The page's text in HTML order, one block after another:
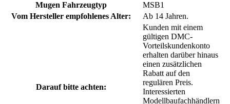
Mugen Fahrzeugtyp
MSB1
Vom Hersteller empfohlenes Alter:
Ab 14 Jahren.
Darauf bitte achten:
Kunden mit einem
gültigen DMC-
Vorteilskundenkonto
erhalten darüber hinaus
einen zusätzlichen
Rabatt auf den
regulären Preis.
Interessierten
Modellbaufachhändlern